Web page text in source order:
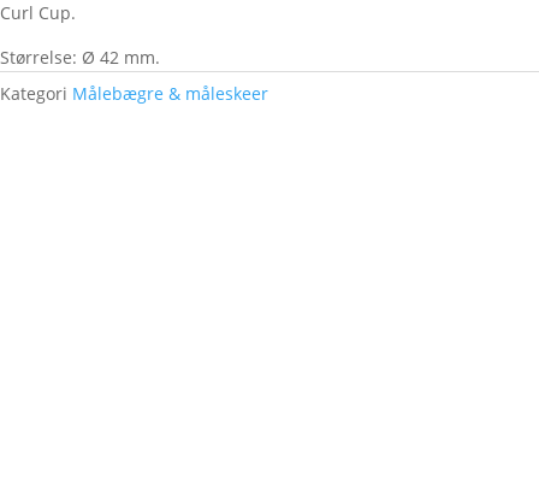
Curl Cup.
Størrelse: Ø 42 mm.
Kategori Målebægre & måleskeer